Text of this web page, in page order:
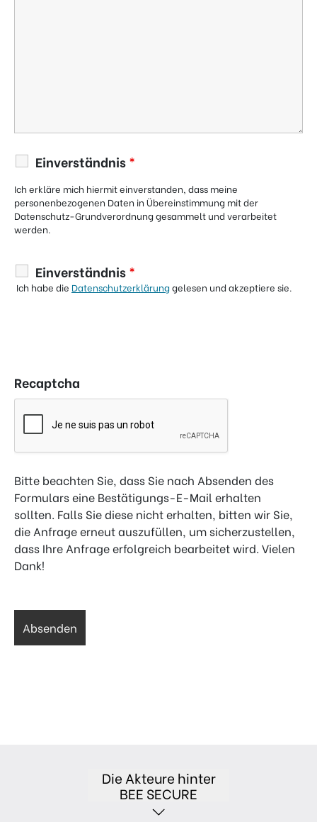
Einverständnis*
Ich erkläre mich hiermit einverstanden, dass meine
personenbezogenen Daten in Übereinstimmung mit der
Datenschutz-Grundverordnung gesammelt und verarbeitet
werden.
Einverständnis*
Ich habe die Datenschutzerklärunggelesen und akzeptiere sie.
Recaptcha
Bitte beachten Sie, dass Sie nach Absenden des
Formulars eine Bestätigungs-E-Mail erhalten
sollten. Falls Sie diese nicht erhalten, bitten wir Sie,
die Anfrage erneut auszufüllen, um sicherzustellen,
dass Ihre Anfrage erfolgreich bearbeitet wird. Vielen
Dank!
Die Akteure hinter
BEE SECURE